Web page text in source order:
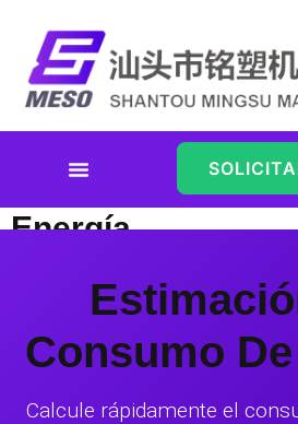
Estimación Del
Energía
Consumo
Calcule rápidamente el